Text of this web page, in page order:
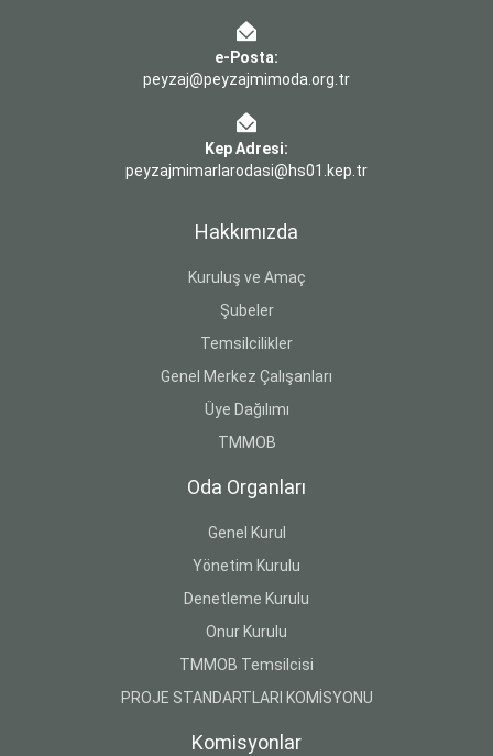
e-Posta:
peyzaj@peyzajmimoda.org.tr
Kep Adresi:
peyzajmimarlarodasi@hs01.kep.tr
Hakkımızda
Kuruluş ve Amaç
Şubeler
Temsilcilikler
Genel Merkez Çalışanları
Üye Dağılımı
TMMOB
Oda Organları
Genel Kurul
Yönetim Kurulu
Denetleme Kurulu
Onur Kurulu
TMMOB Temsilcisi
PROJE STANDARTLARI KOMİSYONU
Komisyonlar